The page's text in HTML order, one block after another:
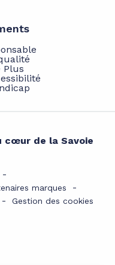
Plus
cœur de la Savoie
marques
Gestion des cookies